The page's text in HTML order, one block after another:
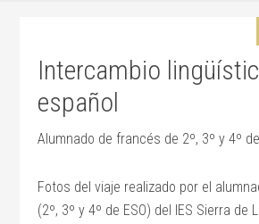
Intercambio
español
Alumnado de francés de 2º, 3º y 4º
Fotos del viaje realizado por el
(2º, 3º y 4º de ESO) del IES Sierra de